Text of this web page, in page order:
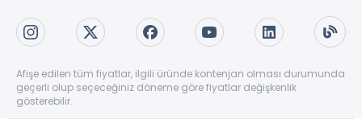
Afişe edilen tüm fiyatlar, ilgili üründe kontenjan olması durumunda
geçerli olup seçeceğiniz döneme göre fiyatlar değişkenlik
gösterebilir.